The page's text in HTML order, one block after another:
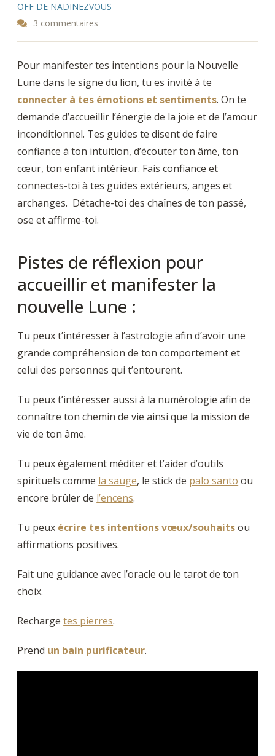
OFF DE NADINEZVOUS
3 commentaires
Pour manifester tes intentions pour la Nouvelle
Lune dans le signe du lion, tu es invité à te
connecter à tes émotions et sentiments. On te
demande d’accueillir l’énergie de la joie et de l’amour
inconditionnel. Tes guides te disent de faire
confiance à ton intuition, d’écouter ton âme, ton
cœur, ton enfant intérieur. Fais confiance et
connectes-toi à tes guides extérieurs, anges et
archanges. Détache-toi des chaînes de ton passé,
ose et affirme-toi.
Pistes de réflexion pour
accueillir et manifester la
nouvelle Lune :
Tu peux t’intéresser à l’astrologie afin d’avoir une
grande compréhension de ton comportement et
celui des personnes qui t’entourent.
Tu peux t’intéresser aussi à la numérologie afin de
connaître ton chemin de vie ainsi que la mission de
vie de ton âme.
Tu peux également méditer et t’aider d’outils
spirituels comme la sauge, le stick de palo santo ou
encore brûler de l’encens.
Tu peux écrire tes intentions vœux/souhaitsou
affirmations positives.
Fait une guidance avec l’oracle ou le tarot de ton
choix.
Rechargetes pierres.
Prend un bain purificateur.